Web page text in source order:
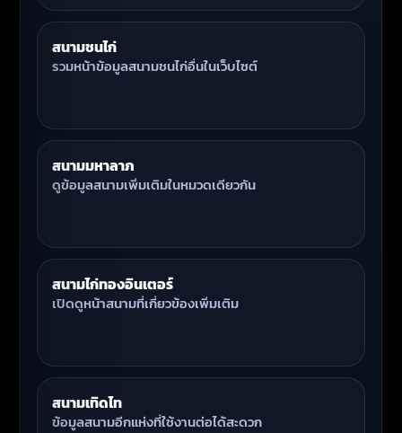
สนามชนไก่
รวมหน้าข้อมูลสนามชนไก่อื่นในเว็บไซต์
สนามมหาลาภ
ดูข้อมูลสนามเพิ่มเติมในหมวดเดียวกัน
สนามไก่ทองอินเตอร์
เปิดดูหน้าสนามที่เกี่ยวข้องเพิ่มเติม
สนามเทิดไท
ข้อมูลสนามอีกแห่งที่ใช้งานต่อได้สะดวก